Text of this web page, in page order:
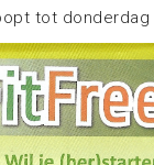
tot donderdag